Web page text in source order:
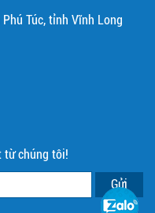
Túc, tỉnh Vĩnh Long
từ chúng tôi!